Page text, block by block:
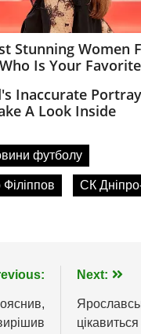
футболу
СК
Next: